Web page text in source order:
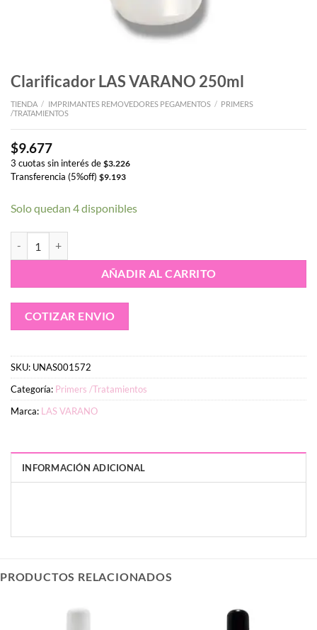
Clarificador LAS VARANO 250ml
TIENDA / IMPRIMANTES REMOVEDORES PEGAMENTOS / PRIMERS
/TRATAMIENTOS
$9.677
3 cuotas sin interés de $3.226
Transferencia (5%off) $9.193
Solo quedan 4 disponibles
AÑADIR AL CARRITO
COTIZAR ENVIO
SKU: UNAS001572
Categoría: Primers /Tratamientos
Marca: LAS VARANO
INFORMACIÓN ADICIONAL
PRODUCTOS RELACIONADOS